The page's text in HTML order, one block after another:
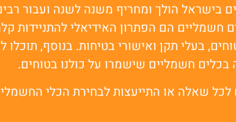
הולך ומחריף משנה לשנה ועבור
חשמליים הם הפתרון האידיאלי להתניידות
בעלי תקן ואישורי בטיחות. בנוסף,
בכלים חשמליים שישמרו על כולנו בטוחים.
לכל שאלה או התייעצות לבחירת הכלי